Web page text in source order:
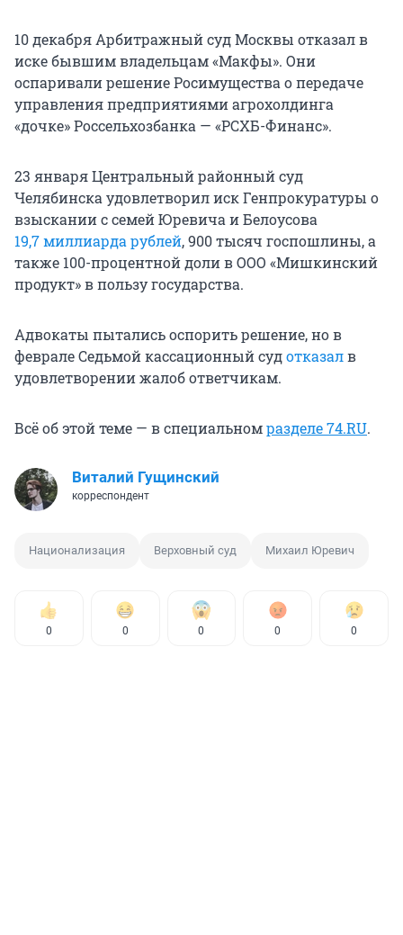
10 декабря Арбитражный суд Москвы отказал в
иске бывшим владельцам «Макфы». Они
оспаривали решение Росимущества о передаче
управления предприятиями агрохолдинга
«дочке» Россельхозбанка — «РСХБ-Финанс».
23 января Центральный районный суд
Челябинска удовлетворил иск Генпрокуратуры о
взыскании с семей Юревича и Белоусова
19,7 миллиардарублей,900 тысяч госпошлины, а
также 100-процентной доли в ООО «Мишкинский
продукт» в пользу государства.
Адвокаты пытались оспорить решение, но в
феврале Седьмой кассационный судотказалв
удовлетворении жалоб ответчикам.
Всё об этой теме — в специальномразделе 74.RU.
Виталий Гущинский
корреспондент
Национализация Верховный суд Михаил Юревич
0 0 0 0 0